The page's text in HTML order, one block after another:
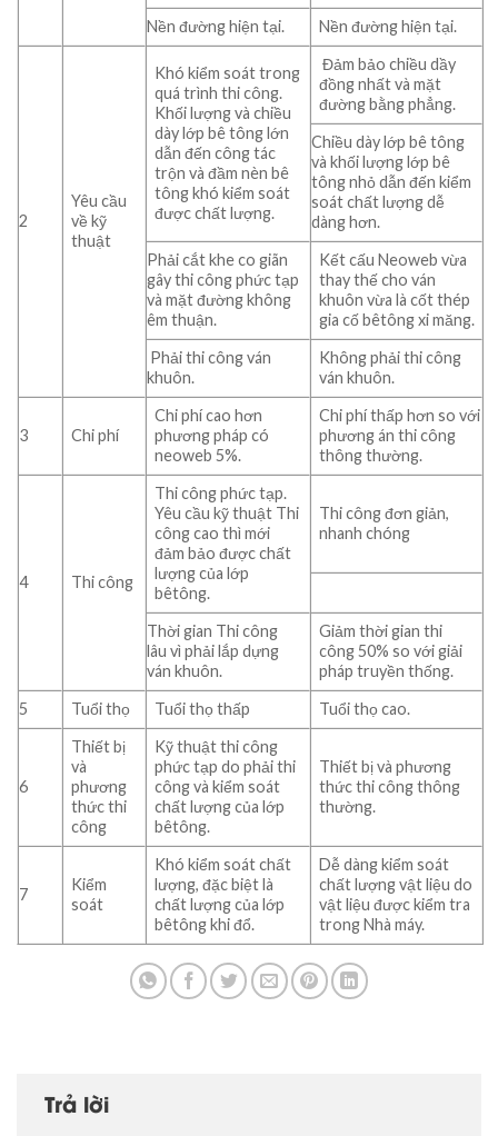
Nền đường hiện tại. Nền đường hiện tại.
2
Yêu cầu
về kỹ
thuật
Khó kiểm soát trong
quá trình thi công.
Khối lượng và chiều
dày lớp bê tông lớn
dẫn đến công tác
trộn và đầm nèn bê
tông khó kiểm soát
được chất lượng.
Đảm bảo chiều dầy
đồng nhất và mặt
đường bằng phẳng.
Chiều dày lớp bê tông
và khối lượng lớp bê
tông nhỏ dẫn đến kiểm
soát chất lượng dễ
dàng hơn.
Phải cắt khe co giãn
gây thi công phức tạp
và mặt đường không
êm thuận.
Kết cấu Neoweb vừa
thay thế cho ván
khuôn vừa là cốt thép
gia cố bêtông xi măng.
Phải thi công ván
khuôn.
Không phải thi công
ván khuôn.
3 Chi phí
Chi phí cao hơn
phương pháp có
neoweb 5%.
Chi phí thấp hơn so với
phương án thi công
thông thường.
4 Thi công
Thi công phức tạp.
Yêu cầu kỹ thuật Thi
công cao thì mới
đảm bảo được chất
lượng của lớp
bêtông.
Thi công đơn giản,
nhanh chóng
Thời gian Thi công
lâu vì phải lắp dựng
ván khuôn.
Giảm thời gian thi
công 50% so với giải
pháp truyền thống.
5
Tuổi thọ Tuổi thọ thấp Tuổi thọ cao.
6
Thiết bị
và
phương
thức thi
công
Kỹ thuật thi công
phức tạp do phải thi
công và kiểm soát
chất lượng của lớp
bêtông.
Thiết bị và phương
thức thi công thông
thường.
7
Kiểm
soát
Khó kiểm soát chất
lượng, đặc biệt là
chất lượng của lớp
bêtông khi đổ.
Dễ dàng kiểm soát
chất lượng vật liệu do
vật liệu được kiểm tra
trong Nhà máy.
Trả lời